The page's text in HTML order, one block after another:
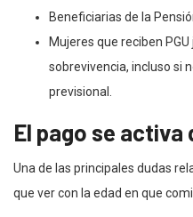
Beneficiarias de la
Mujeres que reciben
sobrevivencia, incluso si
previsional.
El pago se activa
Una de las principales dudas
que ver con la edad en que